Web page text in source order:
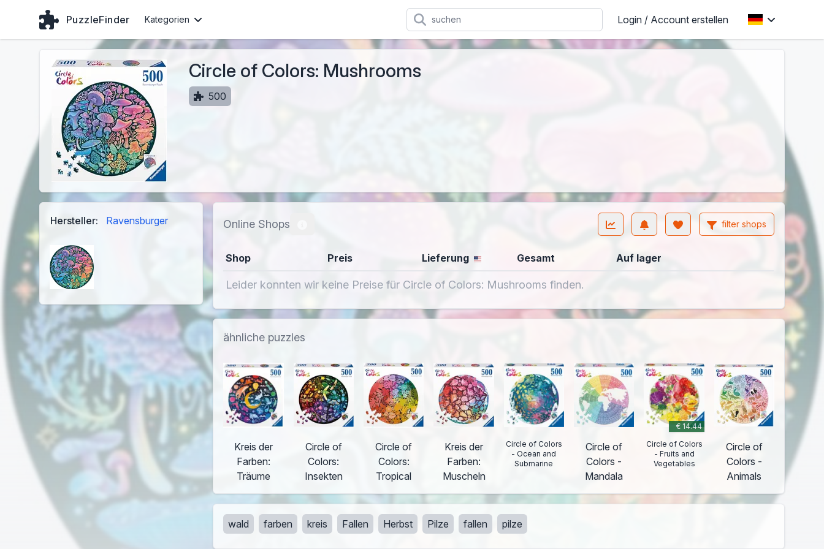
PuzzleFinder Kategorien Login / Account erstellen
Circle of Colors: Mushrooms
500
Hersteller: Ravensburger Online Shops filter shops
Shop Preis Lieferung Gesamt Auf lager
Leider konnten wir keine Preise für Circle of Colors: Mushrooms finden.
ähnliche puzzles
Kreis der
Farben:
Träume
Circle of
Colors:
Insekten
Circle of
Colors:
Tropical
Kreis der
Farben:
Muscheln
Circle of Colors
- Ocean and
Submarine
Circle of
Colors -
Mandala
€ 14.44
Circle of Colors
- Fruits and
Vegetables
Circle of
Colors -
Animals
wald farben kreis Fallen Herbst Pilze fallen pilze